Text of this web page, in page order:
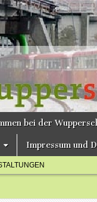
bei der
Impressum und